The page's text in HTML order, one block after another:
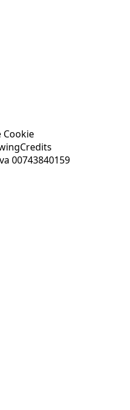
Cookie
Credits
00743840159